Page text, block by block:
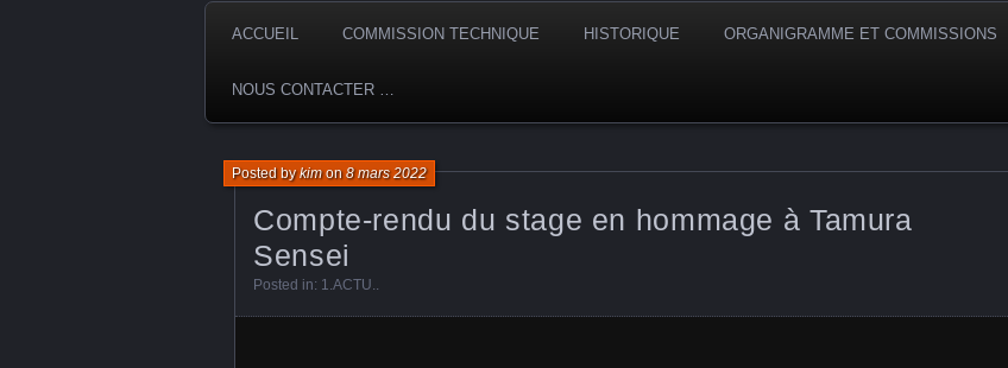
ACCUEIL COMMISSION TECHNIQUE HISTORIQUE ORGANIGRAMME ET COMMISSIONS
NOUS CONTACTER …
Compte-rendu du stage en hommage à Tamura
Sensei
Posted bykimon8 mars 2022
Posted in: 1.ACTU..